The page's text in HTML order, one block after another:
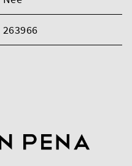
263966